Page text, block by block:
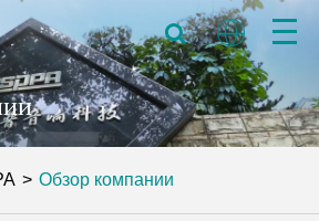
Обзор компании